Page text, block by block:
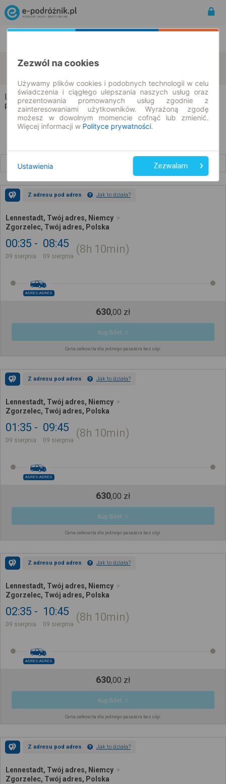
Lennestadt
Zgorzelec
Lennestadt → Zgorzelec
Rozkład jazdy i bilety
Z adresu pod adres Jak to działa?
Lennestadt, Twój adres, Niemcy
Zgorzelec, Twój adres, Polska
00:35
09 sierpnia
08:45
09 sierpnia
8h 10min
ADRES-ADRES
630,00 zł
Kup Bilet
Cena całkowita dla jednego pasażera bez ulgi
Z adresu pod adres Jak to działa?
Lennestadt, Twój adres, Niemcy
Zgorzelec, Twój adres, Polska
01:35
09 sierpnia
09:45
09 sierpnia
8h 10min
ADRES-ADRES
630,00 zł
Kup Bilet
Cena całkowita dla jednego pasażera bez ulgi
Z adresu pod adres Jak to działa?
Lennestadt, Twój adres, Niemcy
Zgorzelec, Twój adres, Polska
02:35
09 sierpnia
10:45
09 sierpnia
8h 10min
ADRES-ADRES
630,00 zł
Kup Bilet
Cena całkowita dla jednego pasażera bez ulgi
Z adresu pod adres Jak to działa?
Lennestadt, Twój adres, Niemcy
Zgorzelec, Twój adres, Polska
Zezwól na cookies
Używamy plików cookies i podobnych technologii w celu
świadczenia i ciągłego ulepszania naszych usług oraz
prezentowania promowanych usług zgodnie z
zainteresowaniami użytkowników. Wyrażoną zgodę
możesz w dowolnym momencie cofnąć lub zmienić.
Więcej informacji w Polityce prywatności.
Ustawienia Zezwalam